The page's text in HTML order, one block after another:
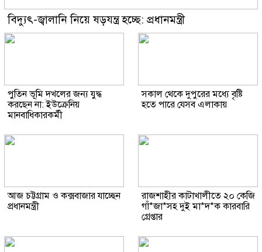
বিদ্যুৎ-জ্বালানি নিয়ে ষড়যন্ত্র হচ্ছে: প্রধানমন্ত্রী
পুতিন ভূমি দখলের জন্য যুদ্ধ
করছেন না: ইউক্রেনিয়
মানবাধিকারকর্মী
সকাল থেকে দুপুরের মধ্যে বৃষ্টি
হতে পারে যেসব এলাকায়
আজ চট্টগ্রাম ও কক্সবাজার যাচ্ছেন
প্রধানমন্ত্রী
রাজশাহীর কাটাখালীতে ২০ কেজি
গাঁ*জা*সহ দুই মা*দ*ক কারবারি
গ্রেপ্তার